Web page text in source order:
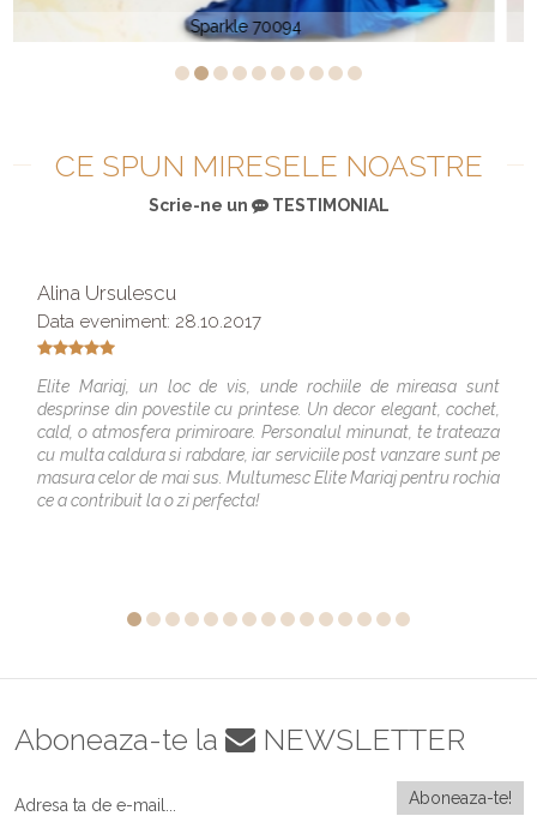
Tarik Ediz 92511 YOSUN
CE SPUN MIRESELE NOASTRE
Scrie-ne un TESTIMONIAL
Alina Ursulescu
Data eveniment: 28.10.2017
Elite Mariaj, un loc de vis, unde rochiile de mireasa sunt
desprinse din povestile cu printese. Un decor elegant, cochet,
cald, o atmosfera primiroare. Personalul minunat, te trateaza
cu multa caldura si rabdare, iar serviciile post vanzare sunt pe
masura celor de mai sus. Multumesc Elite Mariaj pentru rochia
ce a contribuit la o zi perfecta!
Aboneaza-te la NEWSLETTER